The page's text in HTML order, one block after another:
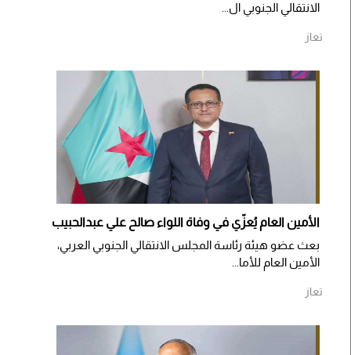
الانتقالي الجنوبي ال...
تعاز
الأمين العام يُعزّي في وفاة اللواء صالح علي عبدالحبيب
بعث عضو هيئة رئاسة المجلس الانتقالي الجنوبي العربي،
الأمين العام للأما...
تعاز